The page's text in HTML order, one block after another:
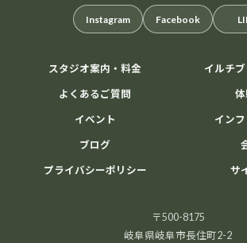
Instagram Facebook
スタジオ案内・料金 イルチ
よくあるご質問
イベント イン
ブログ
プライバシーポリシー サ
〒500-8175
岐阜県岐阜市長住町2-2